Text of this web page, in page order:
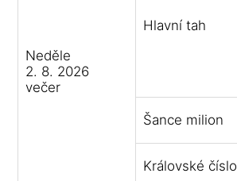
Neděle
2. 8. 2026
večer
Hlavní tah
Šance milion
Královské číslo